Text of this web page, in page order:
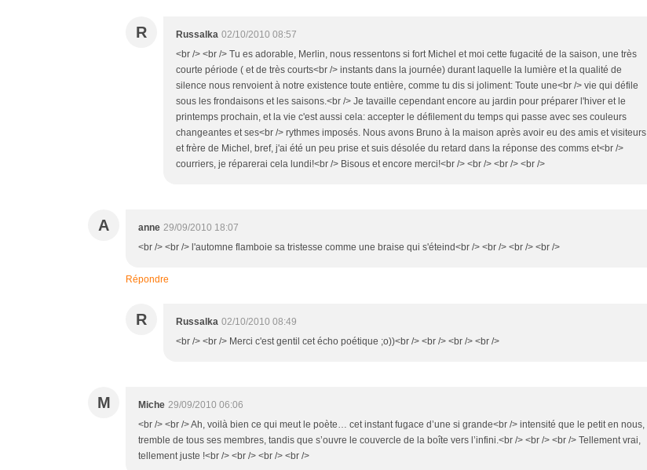
R Russalka 02/10/2010 08:57
<br /> <br /> Tu es adorable, Merlin, nous ressentons si fort Michel et moi cette fugacité de la saison, une très
courte période ( et de très courts<br /> instants dans la journée) durant laquelle la lumière et la qualité de
silence nous renvoient à notre existence toute entière, comme tu dis si joliment: Toute une<br /> vie qui défile
sous les frondaisons et les saisons.<br /> Je tavaille cependant encore au jardin pour préparer l'hiver et le
printemps prochain, et la vie c'est aussi cela: accepter le défilement du temps qui passe avec ses couleurs
changeantes et ses<br /> rythmes imposés. Nous avons Bruno à la maison après avoir eu des amis et visiteurs
et frère de Michel, bref, j'ai été un peu prise et suis désolée du retard dans la réponse des comms et<br />
courriers, je réparerai cela lundi!<br /> Bisous et encore merci!<br /> <br /> <br /> <br />
A anne 29/09/2010 18:07
<br /> <br /> l'automne flamboie sa tristesse comme une braise qui s'éteind<br /> <br /> <br /> <br />
Répondre
R Russalka 02/10/2010 08:49
<br /> <br /> Merci c'est gentil cet écho poétique ;o))<br /> <br /> <br /> <br />
M Miche 29/09/2010 06:06
<br /> <br /> Ah, voilà bien ce qui meut le poète… cet instant fugace d’une si grande<br /> intensité que le petit en nous,
tremble de tous ses membres, tandis que s’ouvre le couvercle de la boîte vers l’infini.<br /> <br /> <br /> Tellement vrai,
tellement juste !<br /> <br /> <br /> <br />